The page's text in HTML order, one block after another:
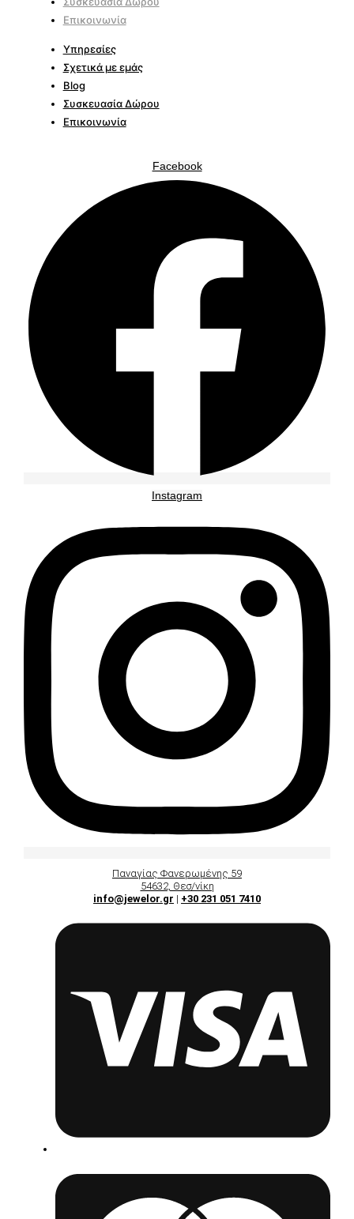
Επικοινωνία
Υπηρεσίες
Σχετικά με εμάς
Blog
Συσκευασία Δώρου
Επικοινωνία
Facebook
Instagram
Παναγίας Φανερωμένης 59
54632, Θεσ/νίκη
info@jewelor.gr | +30 231 051 7410